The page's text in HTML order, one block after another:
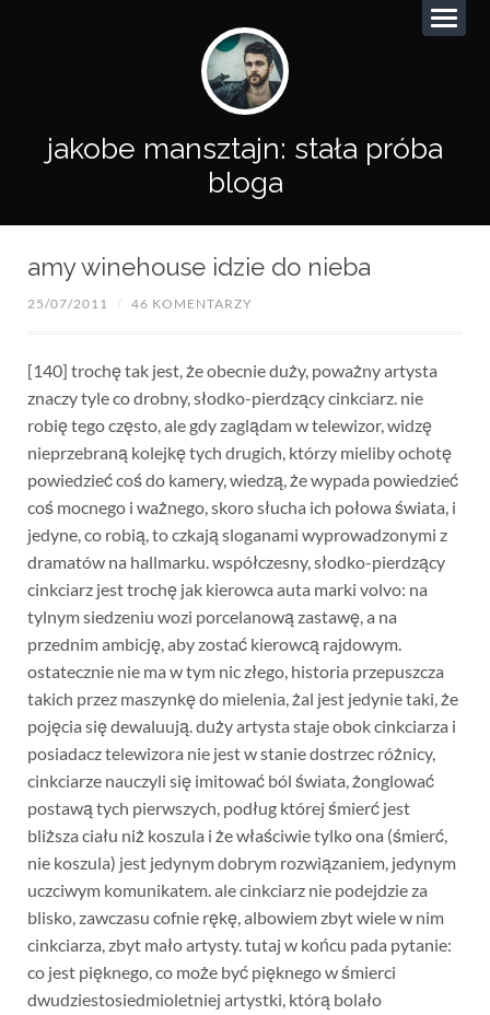
jakobe mansztajn: stała próba
bloga
amy winehouse idzie do nieba
25/07/2011 / 46 KOMENTARZY
[140] trochę tak jest, że obecnie duży, poważny artysta
znaczy tyle co drobny, słodko-pierdzący cinkciarz. nie
robię tego często, ale gdy zaglądam w telewizor, widzę
nieprzebraną kolejkę tych drugich, którzy mieliby ochotę
powiedzieć coś do kamery, wiedzą, że wypada powiedzieć
coś mocnego i ważnego, skoro słucha ich połowa świata, i
jedyne, co robią, to czkają sloganami wyprowadzonymi z
dramatów na hallmarku. współczesny, słodko-pierdzący
cinkciarz jest trochę jak kierowca auta marki volvo: na
tylnym siedzeniu wozi porcelanową zastawę, a na
przednim ambicję, aby zostać kierowcą rajdowym.
ostatecznie nie ma w tym nic złego, historia przepuszcza
takich przez maszynkę do mielenia, żal jest jedynie taki, że
pojęcia się dewaluują. duży artysta staje obok cinkciarza i
posiadacz telewizora nie jest w stanie dostrzec różnicy,
cinkciarze nauczyli się imitować ból świata, żonglować
postawą tych pierwszych, podług której śmierć jest
bliższa ciału niż koszula i że właściwie tylko ona (śmierć,
nie koszula) jest jedynym dobrym rozwiązaniem, jedynym
uczciwym komunikatem. ale cinkciarz nie podejdzie za
blisko, zawczasu cofnie rękę, albowiem zbyt wiele w nim
cinkciarza, zbyt mało artysty. tutaj w końcu pada pytanie:
co jest pięknego, co może być pięknego w śmierci
dwudziestosiedmioletniej artystki, którą bolało